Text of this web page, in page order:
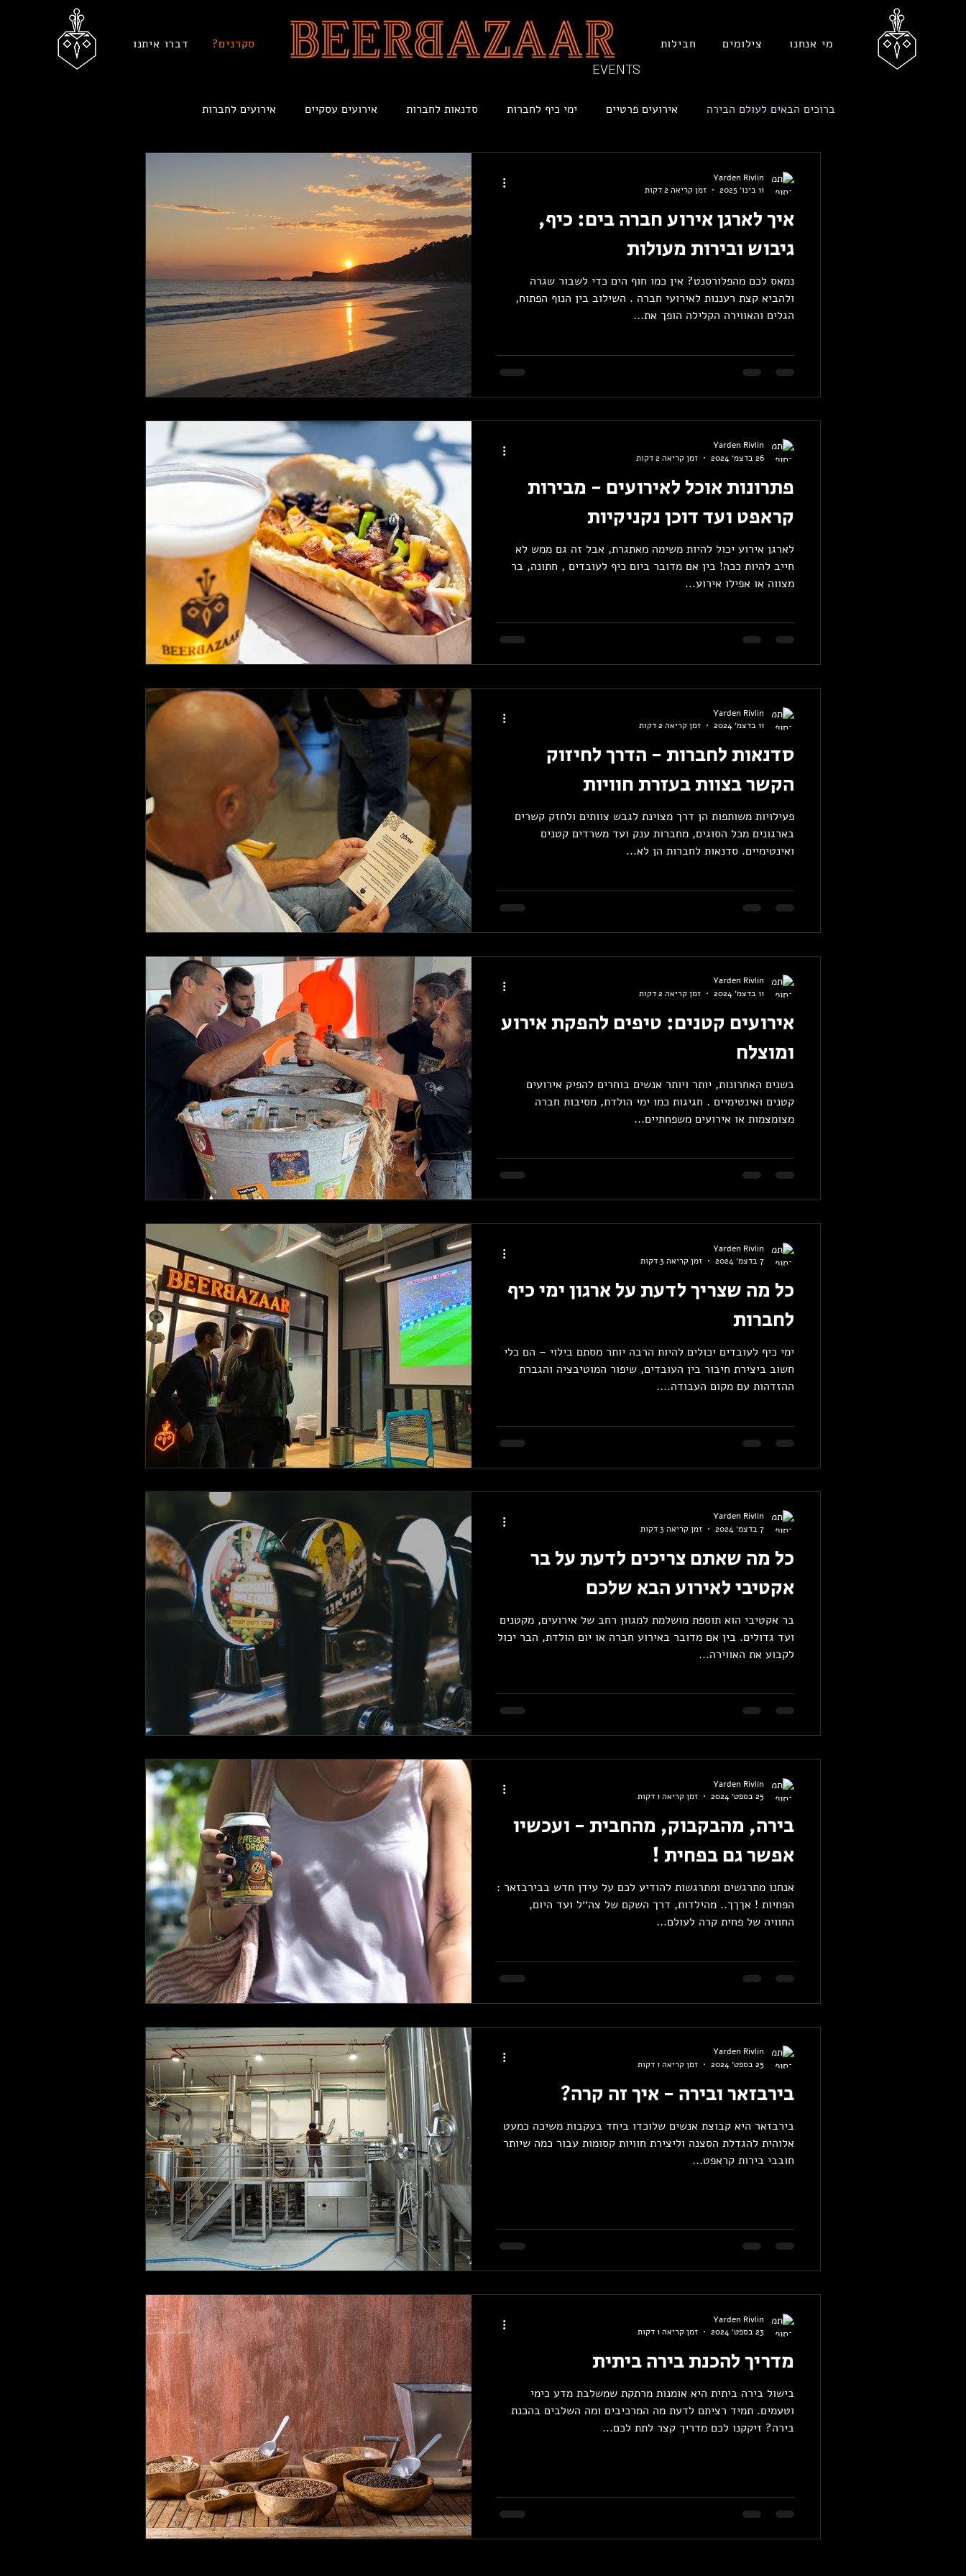
סקרנים? דברו איתנו מי אנחנו צילומים חבילות
EVENTS
ברוכים הבאים לעולם הבירה אירועים פרטיים ימי כיף לחברות סדנאות לחברות אירועים עסקיים אירועים לחברות
איך לארגן אירוע חברה בים: כיף,
גיבוש ובירות מעולות
נמאס לכם מהפלורסנט? אין כמו חוף הים כדי לשבור שגרה
ולהביא קצת רעננות לאירועי חברה . השילוב בין הנוף הפתוח,
הגלים והאווירה הקלילה הופך את...
Yarden Rivlin
11 בינו׳ 2025
זמן קריאה 2 דקות
פתרונות אוכל לאירועים - מבירות
קראפט ועד דוכן נקניקיות
לארגן אירוע יכול להיות משימה מאתגרת, אבל זה גם ממש לא
חייב להיות ככה! בין אם מדובר ביום כיף לעובדים , חתונה, בר
מצווה או אפילו אירוע...
Yarden Rivlin
26 בדצמ׳ 2024
זמן קריאה 2 דקות
סדנאות לחברות - הדרך לחיזוק
הקשר בצוות בעזרת חוויות
פעילויות משותפות הן דרך מצוינת לגבש צוותים ולחזק קשרים
בארגונים מכל הסוגים, מחברות ענק ועד משרדים קטנים
ואינטימיים. סדנאות לחברות הן לא...
Yarden Rivlin
11 בדצמ׳ 2024
זמן קריאה 2 דקות
אירועים קטנים: טיפים להפקת אירוע
ומוצלח
בשנים האחרונות, יותר ויותר אנשים בוחרים להפיק אירועים
קטנים ואינטימיים . חגיגות כמו ימי הולדת, מסיבות חברה
מצומצמות או אירועים משפחתיים...
Yarden Rivlin
11 בדצמ׳ 2024
זמן קריאה 2 דקות
כל מה שצריך לדעת על ארגון ימי כיף
לחברות
ימי כיף לעובדים יכולים להיות הרבה יותר מסתם בילוי – הם כלי
חשוב ביצירת חיבור בין העובדים, שיפור המוטיבציה והגברת
ההזדהות עם מקום העבודה....
Yarden Rivlin
7 בדצמ׳ 2024
זמן קריאה 3 דקות
כל מה שאתם צריכים לדעת על בר
אקטיבי לאירוע הבא שלכם
בר אקטיבי הוא תוספת מושלמת למגוון רחב של אירועים, מקטנים
ועד גדולים. בין אם מדובר באירוע חברה או יום הולדת, הבר יכול
לקבוע את האווירה...
Yarden Rivlin
7 בדצמ׳ 2024
זמן קריאה 3 דקות
בירה, מהבקבוק, מהחבית - ועכשיו
אפשר גם בפחית !
אנחנו מתרגשים ומתרגשות להודיע לכם על עידן חדש בבירבזאר :
הפחיות ! אךךך.. מהילדות, דרך השקם של צה׳׳ל ועד היום,
החוויה של פחית קרה לעולם...
Yarden Rivlin
25 בספט׳ 2024
זמן קריאה 1 דקות
בירבזאר ובירה - איך זה קרה?
בירבזאר היא קבוצת אנשים שלוכדו ביחד בעקבות משיכה כמעט
אלוהית להגדלת הסצנה וליצירת חוויות קסומות עבור כמה שיותר
חובבי בירות קראפט...
Yarden Rivlin
25 בספט׳ 2024
זמן קריאה 1 דקות
מדריך להכנת בירה ביתית
בישול בירה ביתית היא אומנות מרתקת שמשלבת מדע כימי
וטעמים. תמיד רציתם לדעת מה המרכיבים ומה השלבים בהכנת
בירה? זיקקנו לכם מדריך קצר לתת לכם...
Yarden Rivlin
23 בספט׳ 2024
זמן קריאה 1 דקות